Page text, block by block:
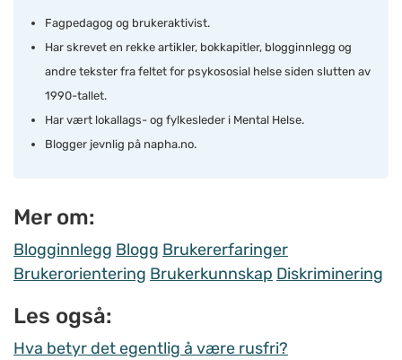
Fagpedagog og brukeraktivist.
Har skrevet en rekke artikler, bokkapitler, blogginnlegg og
andre tekster fra feltet for psykososial helse siden slutten av
1990-tallet.
Har vært lokallags- og fylkesleder i Mental Helse.
Blogger jevnlig på napha.no.
Mer om:
Blogginnlegg Blogg Brukererfaringer
Brukerorientering Brukerkunnskap Diskriminering
Les også:
Hva betyr det egentlig å være rusfri?